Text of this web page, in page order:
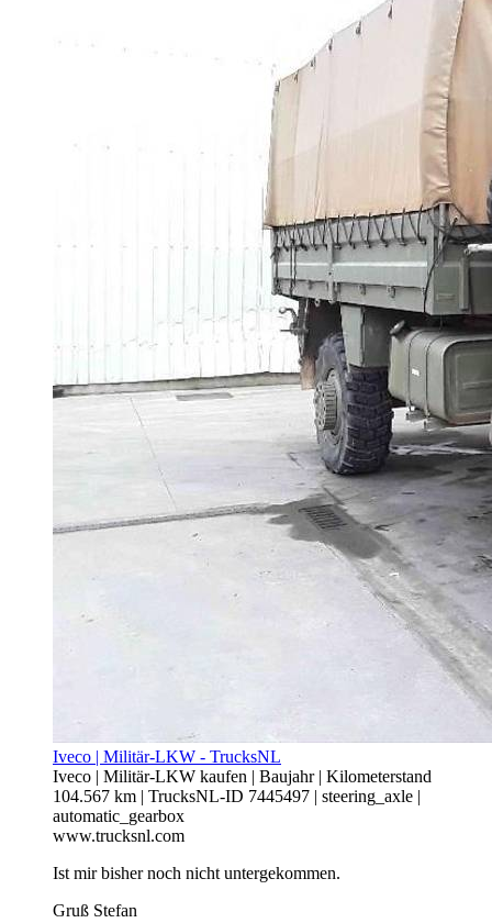
Iveco | Militär-LKW - TrucksNL
Iveco | Militär-LKW kaufen | Baujahr | Kilometerstand
104.567 km | TrucksNL-ID 7445497 | steering_axle |
automatic_gearbox
www.trucksnl.com
Ist mir bisher noch nicht untergekommen.
Gruß Stefan